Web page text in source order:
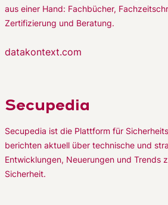
aus einer Hand: Fachbücher,
Zertifizierung und Beratung.
datakontext.com
Secupedia
Secupedia ist die Plattform für
berichten aktuell über technische und
Entwicklungen, Neuerungen und Trends
Sicherheit.